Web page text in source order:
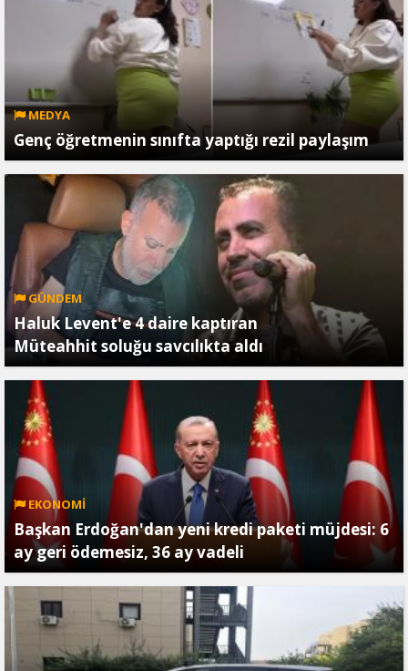
MEDYA
Genç öğretmenin sınıfta yaptığı rezil paylaşım
GÜNDEM
Haluk Levent'e 4 daire kaptıran
Müteahhit soluğu savcılıkta aldı
EKONOMİ
Başkan Erdoğan'dan yeni kredi paketi müjdesi: 6
ay geri ödemesiz, 36 ay vadeli